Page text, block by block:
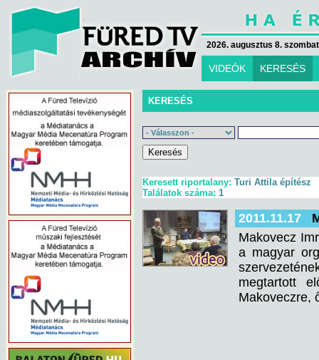
2026. augusztus 8.
VIDEÓK KERESÉS
KERESÉS
Keresett riportalany: Turi Attila építész
Találatok száma: 1
2011.11.17
Makovecz
a magyar
megtartott
Makoveczre,